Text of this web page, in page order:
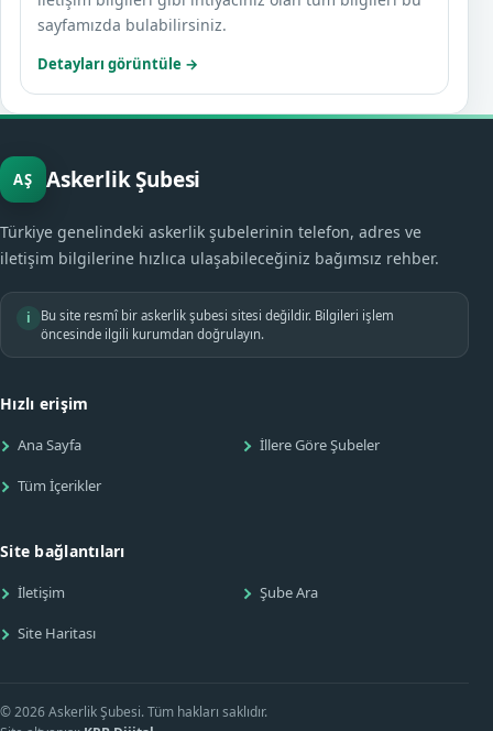
sayfamızda bulabilirsiniz.
Detayları görüntüle →
AŞ Askerlik Şubesi
Türkiye genelindeki askerlik şubelerinin telefon, adres ve
iletişim bilgilerine hızlıca ulaşabileceğiniz bağımsız rehber.
i
Bu site resmî bir askerlik şubesi sitesi değildir. Bilgileri işlem
öncesinde ilgili kurumdan doğrulayın.
Hızlı erişim
Ana Sayfa İllere Göre Şubeler
Tüm İçerikler
Site bağlantıları
İletişim Şube Ara
Site Haritası
© 2026 Askerlik Şubesi. Tüm hakları saklıdır.